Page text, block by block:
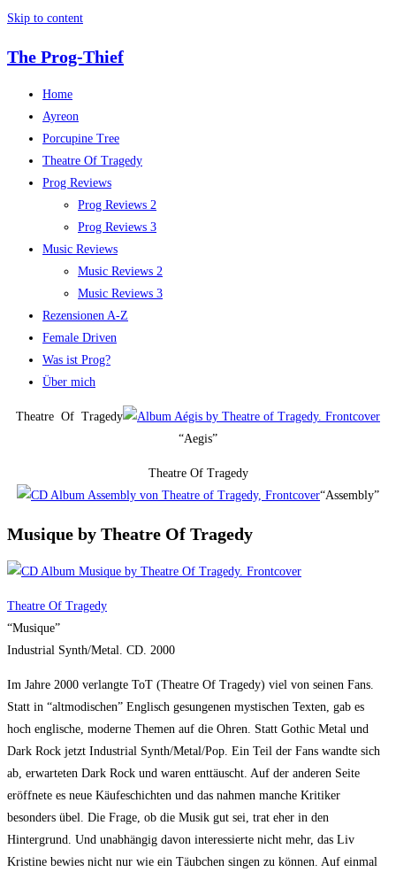
Skip to content
The Prog-Thief
Home
Ayreon
Porcupine Tree
Theatre Of Tragedy
Prog Reviews
Prog Reviews 2
Prog Reviews 3
Music Reviews
Music Reviews 2
Music Reviews 3
Rezensionen A-Z
Female Driven
Was ist Prog?
Über mich
Theatre Of Tragedy
“Aegis”
Theatre Of Tragedy
“Assembly”
Musique by Theatre Of Tragedy
Theatre Of Tragedy
“Musique”
Industrial Synth/Metal. CD. 2000
Im Jahre 2000 verlangte ToT (Theatre Of Tragedy) viel von seinen Fans.
Statt in “altmodischen” Englisch gesungenen mystischen Texten, gab es
hoch englische, moderne Themen auf die Ohren. Statt Gothic Metal und
Dark Rock jetzt Industrial Synth/Metal/Pop. Ein Teil der Fans wandte sich
ab, erwarteten Dark Rock und waren enttäuscht. Auf der anderen Seite
eröffnete es neue Käufeschichten und das nahmen manche Kritiker
besonders übel. Die Frage, ob die Musik gut sei, trat eher in den
Hintergrund. Und unabhängig davon interessierte nicht mehr, das Liv
Kristine bewies nicht nur wie ein Täubchen singen zu können. Auf einmal